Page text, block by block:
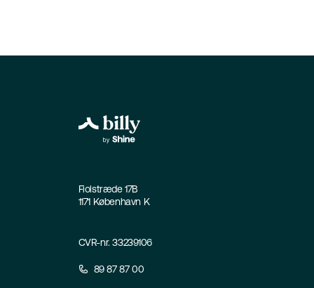
Fiolstræde 17B
1171 København K
CVR-nr. 33239106
89 87 87 00